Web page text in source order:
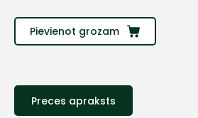
Pievienot grozam
Preces apraksts